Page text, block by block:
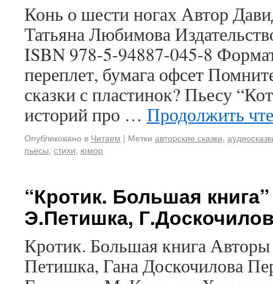
Конь о шести ногах Автор
Татьяна Любимова
ISBN 978-5-94887-045-8
переплет, бумага офсет
сказки с пластинок? Пьесу
историй про … Продолжить
Опубликовано в Читаем | Метки авторские сказки,
пьесы, стихи, юмор
“Кротик. Большая
Э.Петишка,
Кротик. Большая книга
Петишка, Гана Доскочилова